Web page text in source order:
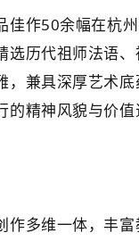
作50余幅在杭
历代祖师法语
兼具深厚艺术
精神风貌与价
多维一体，丰